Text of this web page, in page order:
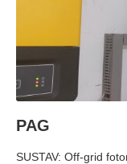
PAG
SUSTAV: Off-grid